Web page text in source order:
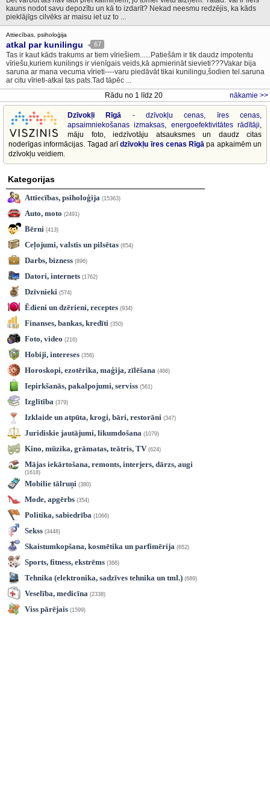
kauns nodot savu depozītu un kā to izdarīt? Nekad neesmu redzējis, ka kāds
pieklājīgs cilvēks ar maisu iet uz to ...
Attiecības, psiholoģija
atkal par kunilingu 67
Tas ir kaut kāds trakums ar tiem vīriešiem......Patiešām ir tik daudz impotentu
vīriešu,kuriem kunilings ir vienīgais veids,kā apmierināt sievieti???Vakar bija
saruna ar mana vecuma vīrieti----varu piedāvāt tikai kunilingu,šodien tel.saruna
ar citu vīrieti-atkal tas pats.Tad tāpēc ...
Rādu no 1 līdz 20
nākamie >>
Dzīvokļi Rīgā - dzīvokļu cenas, īres cenas,
apsaimniekošanas izmaksas, energoefektivitātes rādītāji,
māju foto, iedzīvotāju atsauksmes un daudz citas
noderīgas informācijas. Tagad arīdzīvokļu īres cenas Rīgā pa apkaimēm un
dzīvokļu veidiem.
Kategorijas
Attiecības, psiholoģija (15363)
Auto, moto (2491)
Bērni (413)
Ceļojumi, valstis un pilsētas (654)
Darbs, bizness (896)
Datori, internets (1762)
Dzīvnieki (574)
Ēdieni un dzērieni, receptes (934)
Finanses, bankas, kredīti (350)
Foto, video (216)
Hobiji, intereses (356)
Horoskopi, ezotērika, maģija, zīlēšana (466)
Iepirkšanās, pakalpojumi, serviss (561)
Izglītība (379)
Izklaide un atpūta, krogi, bāri, restorāni (347)
Juridiskie jautājumi, likumdošana (1079)
Kino, mūzika, grāmatas, teātris, TV (624)
Mājas iekārtošana, remonts, interjers, dārzs, augi
(1618)
Mobilie tālruņi (380)
Mode, apgērbs (354)
Politika, sabiedrība (1066)
Sekss (3448)
Skaistumkopšana, kosmētika un parfimērija (652)
Sports, fitness, ekstrēms (366)
Tehnika (elektronika, sadzīves tehnika un tml.) (689)
Veselība, medicīna (2338)
Viss pārējais (1599)